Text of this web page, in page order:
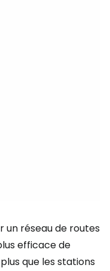
un réseau de routes
efficace de
que les stations